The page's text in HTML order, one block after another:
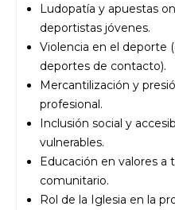
Ludopatía y apuestas
deportistas jóvenes.
Violencia en el deporte
deportes de contacto).
Mercantilización y
profesional.
Inclusión social y
vulnerables.
Educación en valores a
comunitario.
Rol de la Iglesia en la